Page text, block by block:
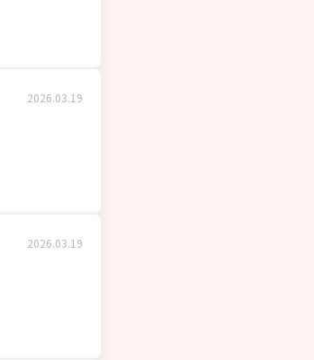
2026.03.19
2026.03.19